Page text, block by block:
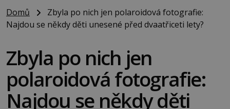
Domů
Zbyla po nich jen polaroidová fotografie:
Najdou se někdy děti unesené před dvaatřiceti lety?
Zbyla po nich jen
polaroidová fotografie:
Najdou se někdy děti